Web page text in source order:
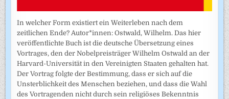
In welcher Form existiert ein Weiterleben nach dem
zeitlichen Ende? Autor*innen: Ostwald, Wilhelm. Das hier
veröffentlichte Buch ist die deutsche Übersetzung eines
Vortrages, den der Nobelpreisträger Wilhelm Ostwald an der
Harvard-Universität in den Vereinigten Staaten gehalten hat.
Der Vortrag folgte der Bestimmung, dass er sich auf die
Unsterblichkeit des Menschen beziehen, und dass die Wahl
des Vortragenden nicht durch sein religiöses Bekenntnis